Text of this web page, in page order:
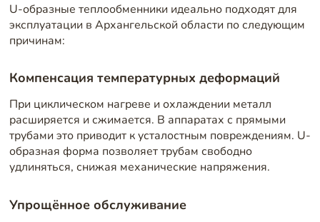
U-образные теплообменники идеально подходят для
эксплуатации в Архангельской области по следующим
причинам:
Компенсация температурных деформаций
При циклическом нагреве и охлаждении металл
расширяется и сжимается. В аппаратах с прямыми
трубами это приводит к усталостным повреждениям. U-
образная форма позволяет трубам свободно
удлиняться, снижая механические напряжения.
Упрощённое обслуживание